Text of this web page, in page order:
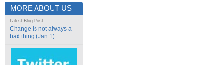
MORE ABOUT US
Latest Blog Post
Change is not always a
bad thing (Jan 1)